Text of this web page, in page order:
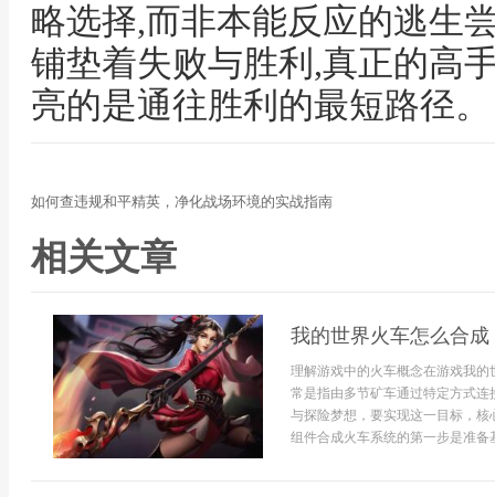
略选择,而非本能反应的逃生
铺垫着失败与胜利,真正的高
亮的是通往胜利的最短路径。
如何查违规和平精英，净化战场环境的实战指南
相关文章
我的世界火车怎么合
理解游戏中的火车概念在游戏我
常是指由多节矿车通过特定方式
与探险梦想，要实现这一目标，
组件合成火车系统的第一步是准